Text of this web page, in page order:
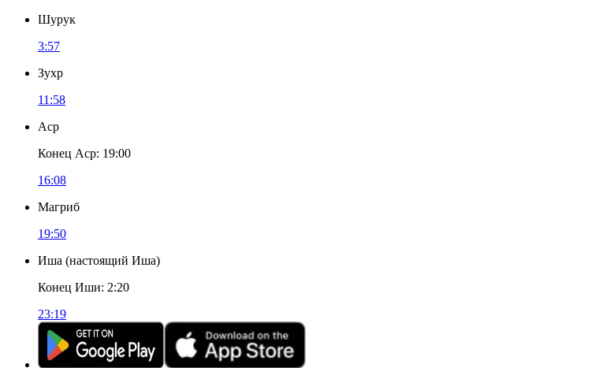
Шурук
3:57
Зухр
11:58
Аср
Конец Аср: 19:00
16:08
Магриб
19:50
Иша (настоящий Иша)
Конец Иши: 2:20
23:19